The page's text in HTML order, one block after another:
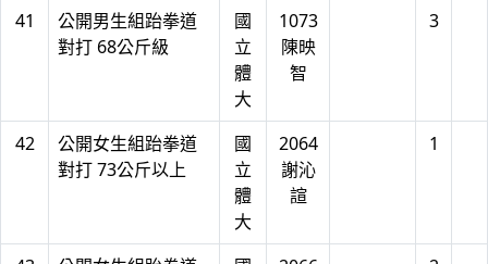
41
公開男生組跆拳道
對打 68公斤級
國
立
體
大
1073
陳映
智
3
42
公開女生組跆拳道
對打 73公斤以上
國
立
體
大
2064
謝沁
諠
1